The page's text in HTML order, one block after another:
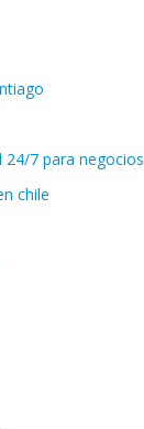
7 para negocios
chile